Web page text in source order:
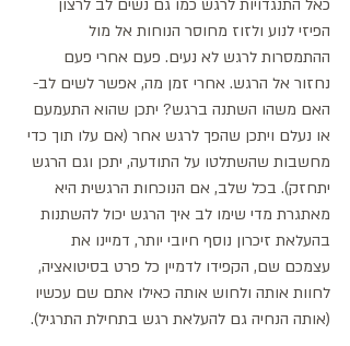
כאל התנגדויות לרגש כמו גם נשים לב לרצון
הפיזי לנוע ולזוז מחוסר הנוחות אל מול
ההתמסרות לרגש לא נעים. פעם אחרי פעם
נחזור אל הרגש. אחרי זמן מה, אפשר לשים לב-
האם משהו השתנה ברגש? יתכן שהוא התעמעם
או נעלם ויתכן שהפך לרגש אחר (אם עלו תוך כדי
מחשבות שהשתלטו על התודעה, יתכן וגם הרגש
יתחזק). בכל שלב, אם הנוכחות הרגשית היא
מאתגרת מדי שימו לב איך הרגש יכול להשתנות
בהעלאת זיכרון נוסף חיובי יותר, דמיינו את
עצמכם שם, הקפידו לדמיין כל פרט בסיטואציה,
לחוות אותה ולחוש אותה כאילו אתם שם עכשיו
(אותה הנחיה גם להעלאת רגש בתחילת התרגיל).